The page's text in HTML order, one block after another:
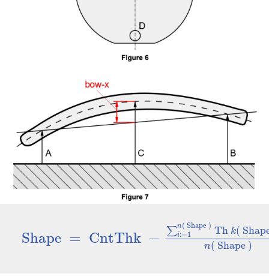
Shape = CntThk − ∑n( Shape )
i:=1 Th k(
n( Shape )
Shape =CntThk−∑ i:= 1n(Shape)Thk(